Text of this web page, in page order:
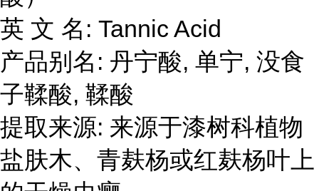
英 文 名: Tannic Acid
产品别名: 丹宁酸, 单宁, 没食
子鞣酸, 鞣酸
提取来源: 来源于漆树科植物
盐肤木、青麸杨或红麸杨叶上